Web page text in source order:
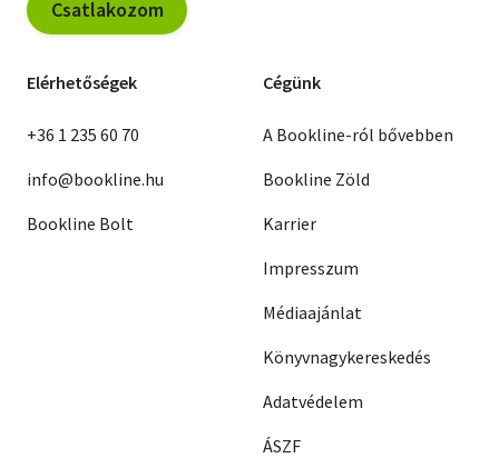
Csatlakozom
Elérhetőségek
+36 1 235 60 70
info@bookline.hu
Bookline Bolt
Cégünk
A Bookline-ról bővebben
Bookline Zöld
Karrier
Impresszum
Médiaajánlat
Könyvnagykereskedés
Adatvédelem
ÁSZF